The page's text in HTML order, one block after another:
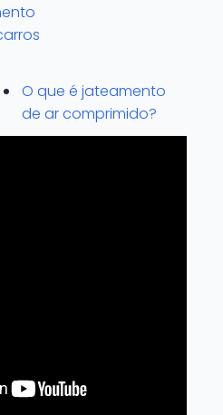
O que é jateamento
de ar comprimido?